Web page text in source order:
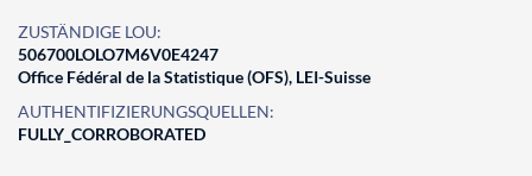
ZUSTÄNDIGE LOU:
506700LOLO7M6V0E4247
Office Fédéral de la Statistique (OFS), LEI-Suisse
AUTHENTIFIZIERUNGSQUELLEN:
FULLY_CORROBORATED